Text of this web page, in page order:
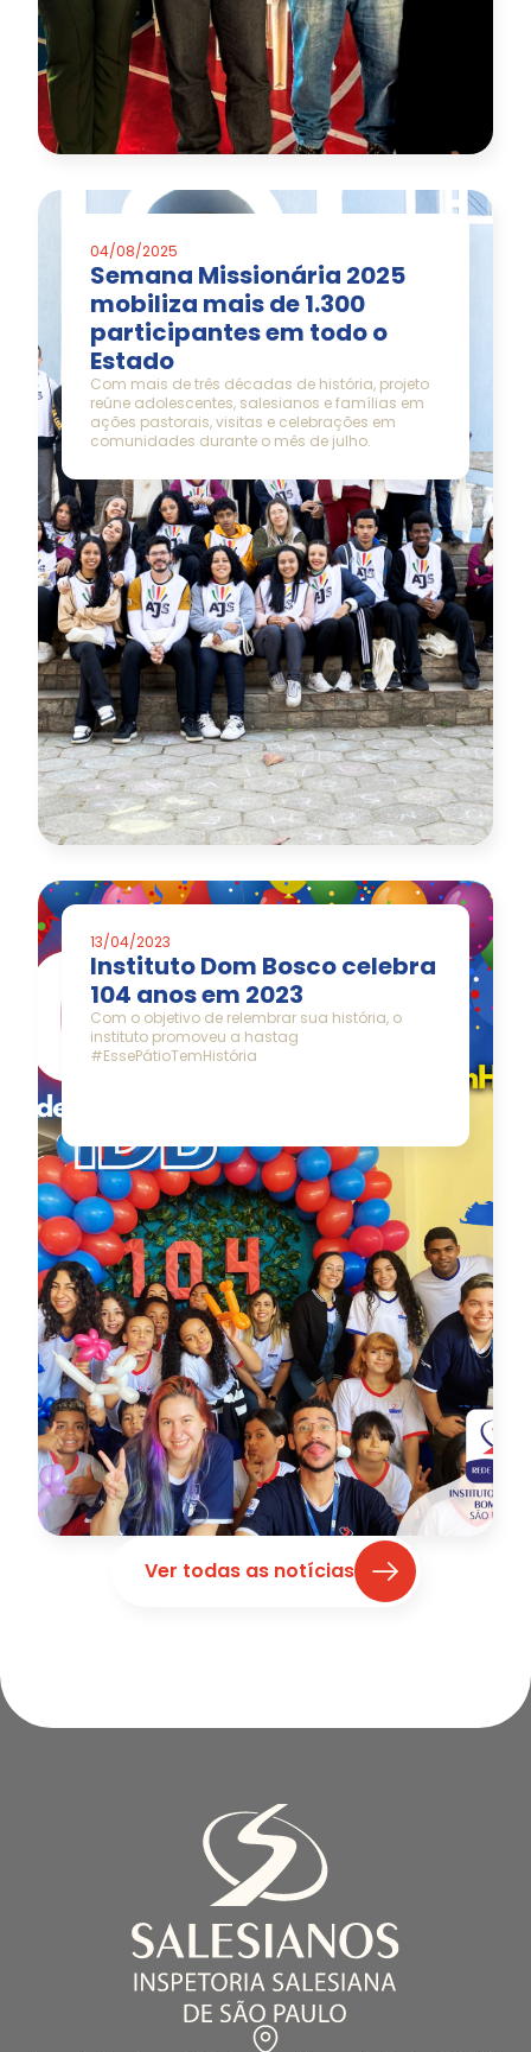
04/08/2025
Semana Missionária 2025
mobiliza mais de 1.300
participantes em todo o
Estado
Com mais de três décadas de história, projeto
reúne adolescentes, salesianos e famílias em
ações pastorais, visitas e celebrações em
comunidades durante o mês de julho.
13/04/2023
Instituto Dom Bosco celebra
104 anos em 2023
Com o objetivo de relembrar sua história, o
instituto promoveu a hastag
#EssePátioTemHistória
Ver todas as notícias